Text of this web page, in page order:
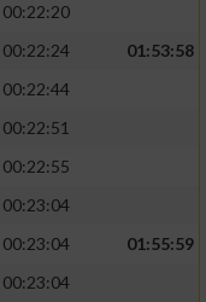
00:22:20
00:22:24
01:53:58
00:22:44
00:22:51
00:22:55
00:23:04
00:23:04
01:55:59
00:23:04